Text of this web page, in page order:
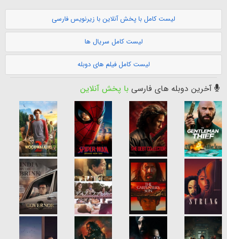
لیست کامل با پخش آنلاین با زیرنویس فارسی
لیست کامل سریال ها
لیست کامل فیلم های دوبله
آخرین دوبله های فارسی با پخش آنلاین